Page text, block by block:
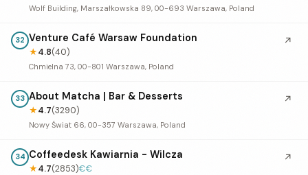
Wolf Building, Marszałkowska 89, 00-693 Warszawa, Poland
32 Venture Café Warsaw Foundation
★4.8(40)
Chmielna 73, 00-801 Warszawa, Poland
↗
33 About Matcha | Bar & Desserts
★4.7(3290)
Nowy Świat 66, 00-357 Warszawa, Poland
↗
34 Coffeedesk Kawiarnia - Wilcza
★4.7(2853)€€
↗